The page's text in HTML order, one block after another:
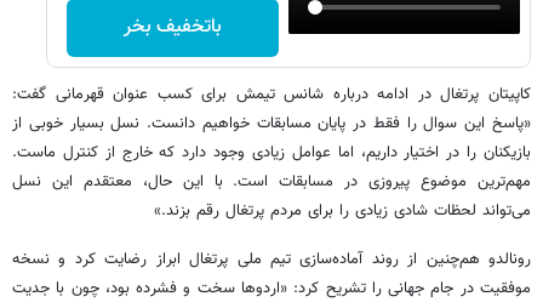
باتخفیف بخر
کاپیتان پرتغال در ادامه درباره شانس تیمش برای کسب عنوان قهرمانی گفت:
«پاسخ این سوال را فقط در پایان مسابقات خواهیم دانست. نسل بسیار خوبی از
بازیکنان را در اختیار داریم، اما عوامل زیادی وجود دارد که خارج از کنترل ماست.
مهم‌ترین موضوع پیروزی در مسابقات است. با این حال، معتقدم این نسل
می‌تواند لحظات شادی زیادی را برای مردم پرتغال رقم بزند.»
رونالدو هم‌چنین از روند آماده‌سازی تیم ملی پرتغال ابراز رضایت کرد و نسخه
موفقیت در جام جهانی را تشریح کرد: «اردوها سخت و فشرده بود، چون با جدیت